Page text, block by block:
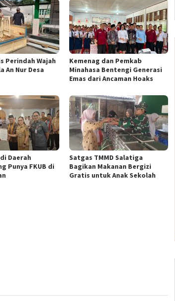
Perindah Wajah
An Nur Desa
Kemenag dan Pemkab
Minahasa Bentengi Generasi
Emas dari Ancaman Hoaks
Daerah
Punya FKUB di
Satgas TMMD Salatiga
Bagikan Makanan Bergizi
Gratis untuk Anak Sekolah